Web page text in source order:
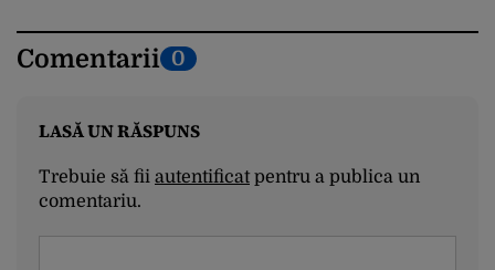
Comentarii 0
LASĂ UN RĂSPUNS
Trebuie să fii autentificatpentru a publica un
comentariu.